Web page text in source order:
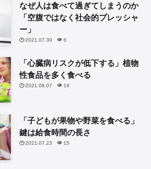
なぜ人は食べて過ぎてしまうのか
「空腹ではなく社会的プレッシャ
ー」
2021.07.30 6
「心臓病リスクが低下する」植物
性食品を多く食べる
2021.08.07 16
「子どもが果物や野菜を食べる」
鍵は給食時間の長さ
2021.07.23 15